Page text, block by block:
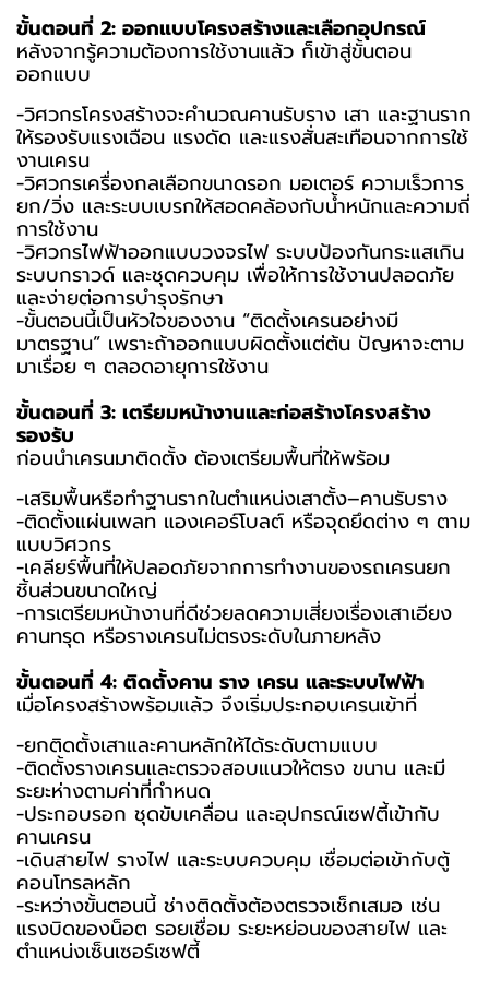
ขั้นตอนที่ 2: ออกแบบโครงสร้างและเลือกอุปกรณ์
หลังจากรู้ความต้องการใช้งานแล้ว ก็เข้าสู่ขั้นตอน
ออกแบบ
-วิศวกรโครงสร้างจะคำนวณคานรับราง เสา และฐานราก
ให้รองรับแรงเฉือน แรงดัด และแรงสั่นสะเทือนจากการใช้
งานเครน
-วิศวกรเครื่องกลเลือกขนาดรอก มอเตอร์ ความเร็วการ
ยก/วิ่ง และระบบเบรกให้สอดคล้องกับน้ำหนักและความถี่
การใช้งาน
-วิศวกรไฟฟ้าออกแบบวงจรไฟ ระบบป้องกันกระแสเกิน
ระบบกราวด์ และชุดควบคุม เพื่อให้การใช้งานปลอดภัย
และง่ายต่อการบำรุงรักษา
-ขั้นตอนนี้เป็นหัวใจของงาน “ติดตั้งเครนอย่างมี
มาตรฐาน” เพราะถ้าออกแบบผิดตั้งแต่ต้น ปัญหาจะตาม
มาเรื่อย ๆ ตลอดอายุการใช้งาน
ขั้นตอนที่ 3: เตรียมหน้างานและก่อสร้างโครงสร้าง
รองรับ
ก่อนนำเครนมาติดตั้ง ต้องเตรียมพื้นที่ให้พร้อม
-เสริมพื้นหรือทำฐานรากในตำแหน่งเสาตั้ง–คานรับราง
-ติดตั้งแผ่นเพลท แองเคอร์โบลต์ หรือจุดยึดต่าง ๆ ตาม
แบบวิศวกร
-เคลียร์พื้นที่ให้ปลอดภัยจากการทำงานของรถเครนยก
ชิ้นส่วนขนาดใหญ่
-การเตรียมหน้างานที่ดีช่วยลดความเสี่ยงเรื่องเสาเอียง
คานทรุด หรือรางเครนไม่ตรงระดับในภายหลัง
ขั้นตอนที่ 4: ติดตั้งคาน ราง เครน และระบบไฟฟ้า
เมื่อโครงสร้างพร้อมแล้ว จึงเริ่มประกอบเครนเข้าที่
-ยกติดตั้งเสาและคานหลักให้ได้ระดับตามแบบ
-ติดตั้งรางเครนและตรวจสอบแนวให้ตรง ขนาน และมี
ระยะห่างตามค่าที่กำหนด
-ประกอบรอก ชุดขับเคลื่อน และอุปกรณ์เซฟตี้เข้ากับ
คานเครน
-เดินสายไฟ รางไฟ และระบบควบคุม เชื่อมต่อเข้ากับตู้
คอนโทรลหลัก
-ระหว่างขั้นตอนนี้ ช่างติดตั้งต้องตรวจเช็กเสมอ เช่น
แรงบิดของน็อต รอยเชื่อม ระยะหย่อนของสายไฟ และ
ตำแหน่งเซ็นเซอร์เซฟตี้